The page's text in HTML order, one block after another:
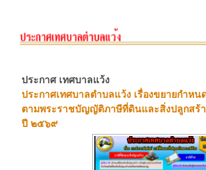
ประกาศ เทศบาลแว้ง
ประกาศเทศบาลตำบลแว้ง เรื่องขยายกำหน
ตามพระราชบัญญัติภาษีที่ดินและสิ่งปลูกสร้
ปี ๒๕๖๙